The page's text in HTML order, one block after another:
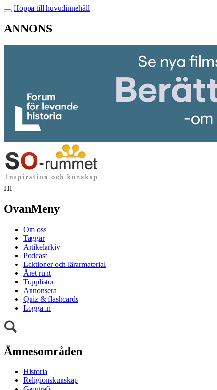
Hoppa till huvudinnehåll
ANNONS
Hi
OvanMeny
Om oss
Taggar
Artikelarkiv
Podcast
Lektioner och lärarmaterial
Året runt
Topplistor
Annonsera
Quiz & flashcards
Logga in
Ämnesområden
Historia
Religionskunskap